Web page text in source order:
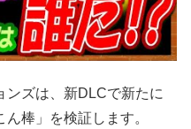
ンズは、新DLCで新たに
棒」を検証します。